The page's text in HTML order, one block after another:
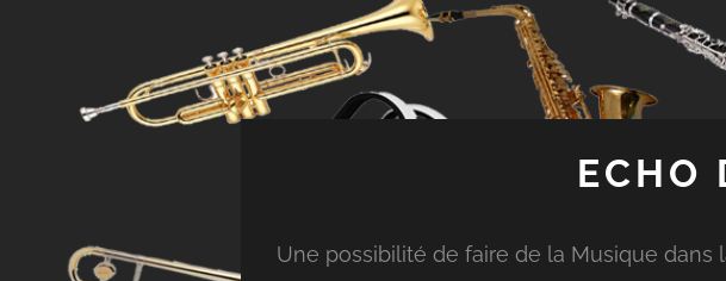
ECHO
Une possibilité de faire de la Musique dans